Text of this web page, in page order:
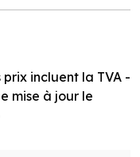
incluent la TVA -
mise à jour le